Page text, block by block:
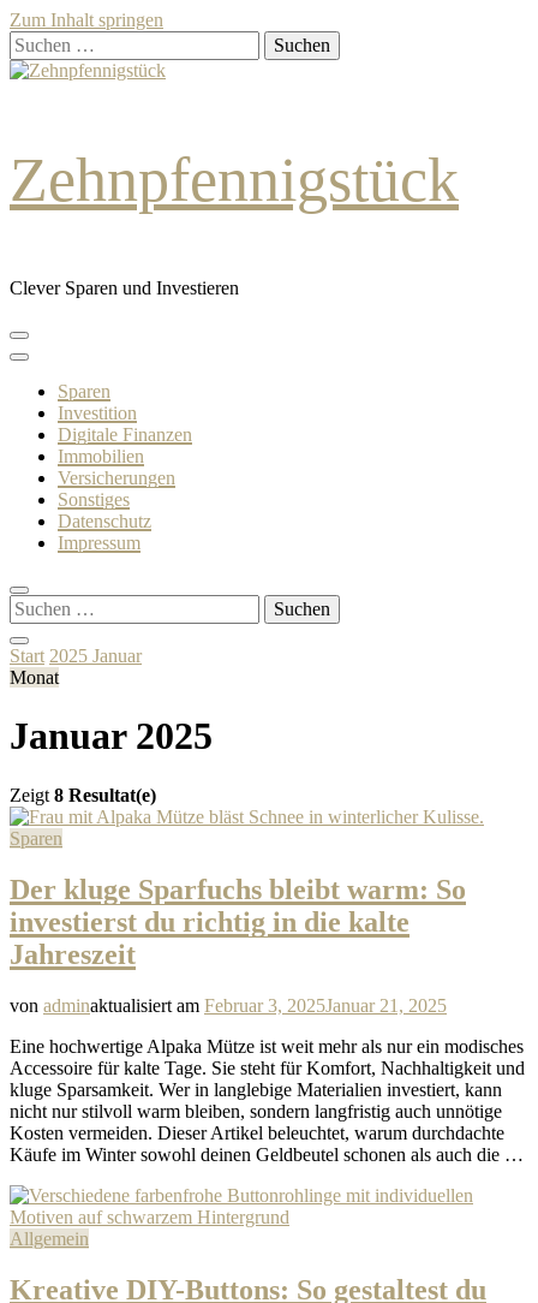
Zum Inhalt springen
Suchen
nach:
Zehnpfennigstück
Clever Sparen und Investieren
Sparen
Investition
Digitale Finanzen
Immobilien
Versicherungen
Sonstiges
Datenschutz
Impressum
Suchen
nach:
Start 2025 Januar
Monat
Januar 2025
Zeigt 8 Resultat(e)
Sparen
Der kluge Sparfuchs bleibt warm: So
investierst du richtig in die kalte
Jahreszeit
von adminaktualisiert am Februar 3, 2025Januar 21, 2025
Eine hochwertige Alpaka Mütze ist weit mehr als nur ein modisches
Accessoire für kalte Tage. Sie steht für Komfort, Nachhaltigkeit und
kluge Sparsamkeit. Wer in langlebige Materialien investiert, kann
nicht nur stilvoll warm bleiben, sondern langfristig auch unnötige
Kosten vermeiden. Dieser Artikel beleuchtet, warum durchdachte
Käufe im Winter sowohl deinen Geldbeutel schonen als auch die …
Allgemein
Kreative DIY-Buttons: So gestaltest du